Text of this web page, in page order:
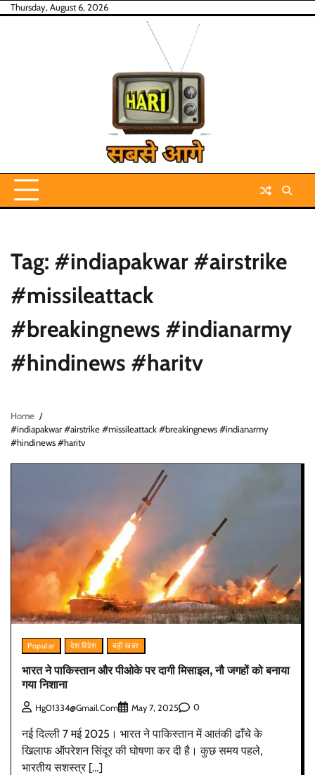
SkipThursday, August 6, 2026
Tag: #indiapakwar #airstrike
#missileattack
#breakingnews #indianarmy
#hindinews #haritv
Home
#indiapakwar #airstrike #missileattack #breakingnews #indianarmy
#hindinews #haritv
Popular देश विदेश बड़ी खबर
भारत ने पाकिस्तान और पीओके पर दागी मिसाइल, नौ जगहों को बनाया
गया निशाना
Hg01334@gmail.com May 7, 2025 0
नई दिल्ली 7 मई 2025। भारत ने पाकिस्तान में आतंकी ढाँचे के
खिलाफ ऑपरेशन सिंदूर की घोषणा कर दी है। कुछ समय पहले,
भारतीय सशस्त्र […]